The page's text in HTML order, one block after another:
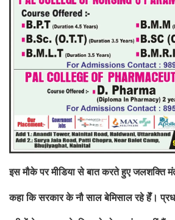
इस मौके पर मीडिया से बात करते हुए जलशक्ति
कहा कि सरकार के नौ साल बेमिसाल रहे हेँ।